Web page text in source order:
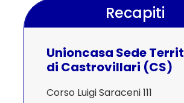
Recapiti
Unioncasa Sede
di Castrovillari (CS)
Corso Luigi Saraceni 111